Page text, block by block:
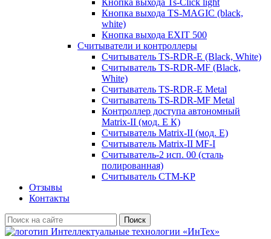
Кнопка выхода Ts-Click light
Кнопка выхода TS-MAGIC (black,
white)
Кнопка выхода EXIT 500
Считыватели и контроллеры
Считыватель TS-RDR-E (Black, White)
Считыватель TS-RDR-MF (Black,
White)
Считыватель TS-RDR-E Metal
Считыватель TS-RDR-MF Metal
Контроллер доступа автономный
Matrix-II (мод. E К)
Считыватель Matrix-II (мод. Е)
Считыватель Matrix-II MF-I
Считыватель-2 исп. 00 (сталь
полированная)
Считыватель CTM-KP
Отзывы
Контакты
Поиск